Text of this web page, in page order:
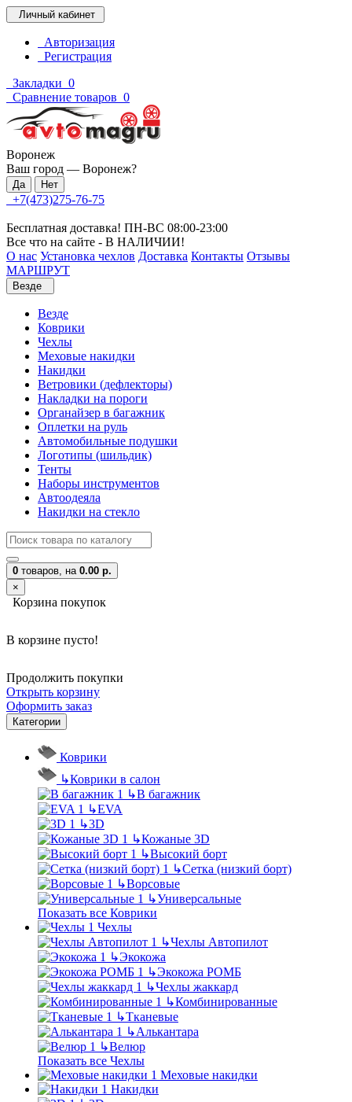
Личный кабинет
Авторизация
Регистрация
Закладки 0
Сравнение товаров 0
Воронеж
Ваш город — Воронеж?
+7(473)275-76-75
Бесплатная доставка! ПН-ВС 08:00-23:00
Все что на сайте - В НАЛИЧИИ!
О нас Установка чехлов Доставка Контакты Отзывы
МАРШРУТ
Везде
Везде
Коврики
Чехлы
Меховые накидки
Накидки
Ветровики (дефлекторы)
Накладки на пороги
Органайзер в багажник
Оплетки на руль
Автомобильные подушки
Логотипы (шильдик)
Тенты
Наборы инструментов
Автоодеяла
Накидки на стекло
0 товаров, на 0.00 р.
×
Корзина покупок
В корзине пусто!
Продолжить покупки
Открыть корзину
Оформить заказ
Категории
Коврики
↳Коврики в салон
↳В багажник
↳EVA
↳3D
↳Кожаные 3D
↳Высокий борт
↳Сетка (низкий борт)
↳Ворсовые
↳Универсальные
Показать все Коврики
Чехлы
↳Чехлы Автопилот
↳Экокожа
↳Экокожа РОМБ
↳Чехлы жаккард
↳Комбинированные
↳Тканевые
↳Алькантара
↳Велюр
Показать все Чехлы
Меховые накидки
Накидки